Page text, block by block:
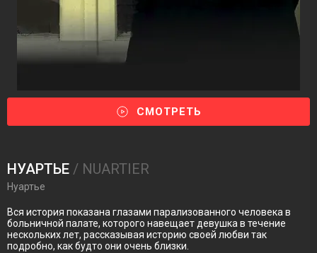
СМОТРЕТЬ
НУАРТЬЕ / NUARTIER
Нуартье
Вся история показана глазами парализованного человека в
больничной палате, которого навещает девушка в течение
нескольких лет, рассказывая историю своей любви так
подробно, как будто они очень близки.